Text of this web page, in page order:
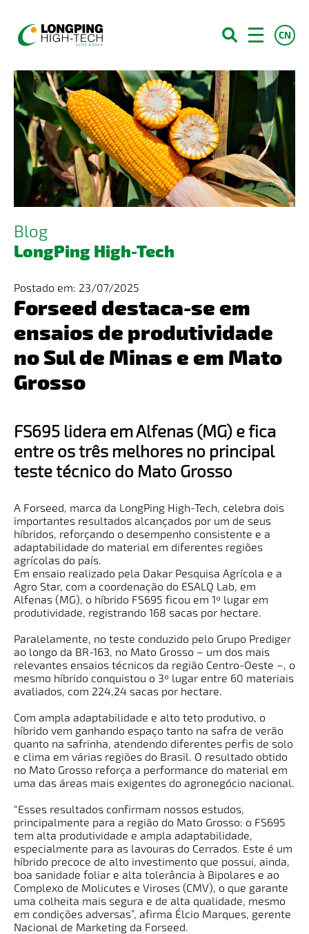
CN
Sobre Nós
Produtos
Campo e Conhecimento
Serviços
Carreiras
Blog
LongPing High-Tech
Postado em: 23/07/2025
Forseed destaca-se em
ensaios de produtividade
no Sul de Minas e em Mato
Grosso
FS695 lidera em Alfenas (MG) e fica
entre os três melhores no principal
teste técnico do Mato Grosso
A Forseed, marca da LongPing High-Tech, celebra dois
importantes resultados alcançados por um de seus
híbridos, reforçando o desempenho consistente e a
adaptabilidade do material em diferentes regiões
agrícolas do país.
Em ensaio realizado pela Dakar Pesquisa Agrícola e a
Agro Star, com a coordenação do ESALQ Lab, em
Alfenas (MG), o híbrido FS695 ficou em 1º lugar em
produtividade, registrando 168 sacas por hectare.
Paralelamente, no teste conduzido pelo Grupo Prediger
ao longo da BR-163, no Mato Grosso – um dos mais
relevantes ensaios técnicos da região Centro-Oeste –, o
mesmo híbrido conquistou o 3º lugar entre 60 materiais
avaliados, com 224,24 sacas por hectare.
Com ampla adaptabilidade e alto teto produtivo, o
híbrido vem ganhando espaço tanto na safra de verão
quanto na safrinha, atendendo diferentes perfis de solo
e clima em várias regiões do Brasil. O resultado obtido
no Mato Grosso reforça a performance do material em
uma das áreas mais exigentes do agronegócio nacional.
“Esses resultados confirmam nossos estudos,
principalmente para a região do Mato Grosso: o FS695
tem alta produtividade e ampla adaptabilidade,
especialmente para as lavouras do Cerrados. Este é um
híbrido precoce de alto investimento que possui, ainda,
boa sanidade foliar e alta tolerância à Bipolares e ao
Complexo de Molicutes e Viroses (CMV), o que garante
uma colheita mais segura e de alta qualidade, mesmo
em condições adversas”, afirma Élcio Marques, gerente
Nacional de Marketing da Forseed.